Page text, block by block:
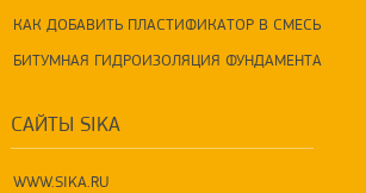
КАК ДОБАВИТЬ ПЛАСТИФИКАТОР В СМЕСЬ
БИТУМНАЯ ГИДРОИЗОЛЯЦИЯ ФУНДАМЕНТА
САЙТЫ SIKA
WWW.SIKA.RU